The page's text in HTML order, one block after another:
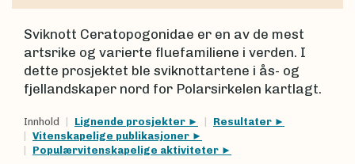
Sviknott Ceratopogonidae er en av de mest
artsrike og varierte fluefamiliene i verden. I
dette prosjektet ble sviknottartene i ås- og
fjellandskaper nord for Polarsirkelen kartlagt.
Innhold Lignende prosjekter
Resultater
Vitenskapelige publikasjoner
Populærvitenskapelige aktiviteter